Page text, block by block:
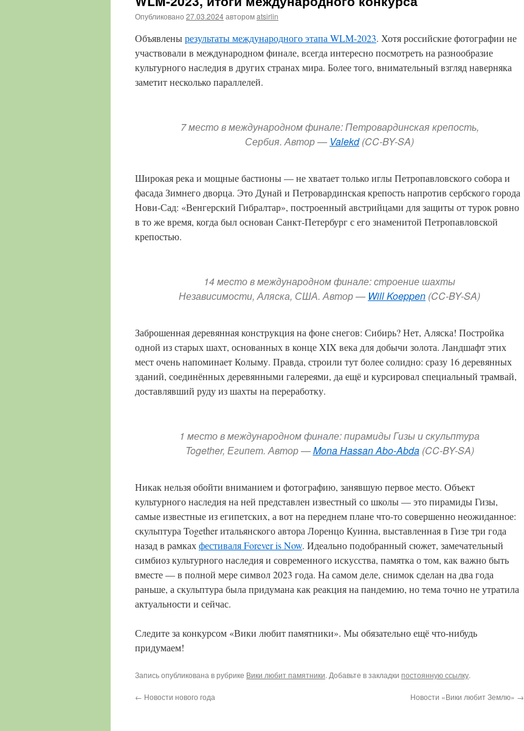
Опубликовано 27.03.2024авторомatsirlin
Объявленырезультаты международного этапа WLM-2023. Хотя российские фотографии не
участвовали в международном финале, всегда интересно посмотреть на разнообразие
культурного наследия в других странах мира. Более того, внимательный взгляд наверняка
заметит несколько параллелей.
7 место в международном финале: Петровардинская крепость,
Сербия. Автор — Valekd(CC-BY-SA)
Широкая река и мощные бастионы — не хватает только иглы Петропавловского собора и
фасада Зимнего дворца. Это Дунай и Петровардинская крепость напротив сербского города
Нови-Сад: «Венгерский Гибралтар», построенный австрийцами для защиты от турок ровно
в то же время, когда был основан Санкт-Петербург с его знаменитой Петропавловской
крепостью.
14 место в международном финале: строение шахты
Независимости, Аляска, США. Автор — Will Koeppen (CC-BY-SA)
Заброшенная деревянная конструкция на фоне cнегов: Сибирь? Нет, Аляска! Постройка
одной из старых шахт, основанных в конце XIX века для добычи золота. Ландшафт этих
мест очень напоминает Колыму. Правда, строили тут более солидно: сразу 16 деревянных
зданий, соединённых деревянными галереями, да ещё и курсировал специальный трамвай,
доставлявший руду из шахты на переработку.
1 место в международном финале: пирамиды Гизы и скульптура
Together, Египет. Автор —Mona Hassan Abo-Abda(CC-BY-SA)
Никак нельзя обойти вниманием и фотографию, занявшую первое место. Объект
культурного наследия на ней представлен известный со школы — это пирамиды Гизы,
самые известные из египетских, а вот на переднем плане что-то совершенно неожиданное:
скульптура Together итальянского автора Лоренцо Куинна, выставленная в Гизе три года
назад в рамкахфестиваля Forever is Now. Идеально подобранный сюжет, замечательный
симбиоз культурного наследия и современного искусства, памятка о том, как важно быть
вместе — в полной мере символ 2023 года. На самом деле, снимок сделан на два года
раньше, а скульптура была придумана как реакция на пандемию, но тема точно не утратила
актуальности и сейчас.
Следите за конкурсом «Вики любит памятники». Мы обязательно ещё что-нибудь
придумаем!
Запись опубликована в рубрике Вики любит памятники. Добавьте в закладки постоянную ссылку.
← Новости нового года Новости «Вики любит Землю» →